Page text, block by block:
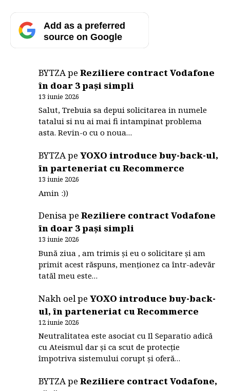
Add as a preferred
source on Google
BYTZApeReziliere contract Vodafone
în doar 3 pași simpli
13 iunie 2026
Salut, Trebuia sa depui solicitarea in numele
tatalui si nu ai mai fi intampinat problema
asta. Revin-o cu o noua…
BYTZApeYOXO introduce buy-back-ul,
în parteneriat cu Recommerce
13 iunie 2026
Amin :))
DenisapeReziliere contract Vodafone
în doar 3 pași simpli
13 iunie 2026
Bună ziua , am trimis și eu o solicitare și am
primit acest răspuns, menționez ca într-adevăr
tatăl meu este…
Nakh oel peYOXO introduce buy-back-
ul, în parteneriat cu Recommerce
12 iunie 2026
Neutralitatea este asociat cu Il Separatio adică
cu Ateismul dar și ca scut de protecție
împotriva sistemului corupt și oferă…
BYTZApeReziliere contract Vodafone,